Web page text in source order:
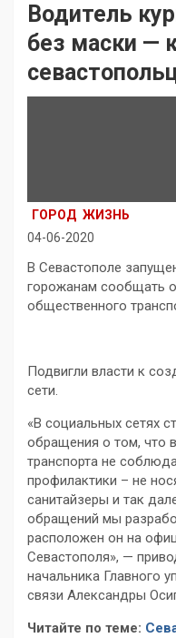
Водитель
без маски —
ГОРОД ЖИЗНЬ
04-06-2020
В Севастополе
горожанам сообщать
общественного
Подвигли власти к
сети.
«В социальных сетях
обращения о том, что
транспорта не
профилактики – не
санитайзеры и так
обращений мы
расположен он на
Севастополя», —
начальника Главного
связи Александры
Читайте по теме: